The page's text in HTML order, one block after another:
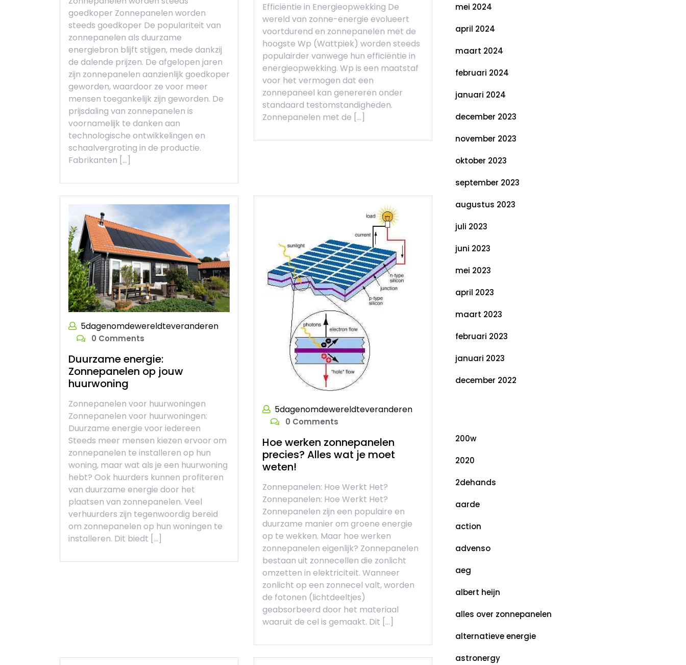
goedkoper Zonnepanelen worden
steeds goedkoper De populariteit van
zonnepanelen als duurzame
energiebron blijft stijgen, mede dankzij
de dalende prijzen. De afgelopen jaren
zijn zonnepanelen aanzienlijk goedkoper
geworden, waardoor ze voor meer
mensen toegankelijk zijn geworden. De
prijsdaling van zonnepanelen is
voornamelijk te danken aan
technologische ontwikkelingen en
schaalvergroting in de productie.
Fabrikanten […]
Efficiëntie in Energieopwekking De
wereld van zonne-energie evolueert
voortdurend en zonnepanelen met de
hoogste Wp (Wattpiek) worden steeds
populairder vanwege hun efficiëntie in
energieopwekking. Wp is een maatstaf
voor het vermogen dat een
zonnepaneel kan genereren onder
standaard testomstandigheden.
Zonnepanelen met de […]
5dagenomdewereldteveranderen
0 Comments
Duurzame energie:
Zonnepanelen op jouw
huurwoning
Zonnepanelen voor huurwoningen
Zonnepanelen voor huurwoningen:
Duurzame energie voor iedereen
Steeds meer mensen kiezen ervoor om
zonnepanelen te installeren op hun
woning, maar wat als je een huurwoning
hebt? Ook huurders kunnen profiteren
van duurzame energie door het
plaatsen van zonnepanelen. Veel
verhuurders zijn tegenwoordig bereid
om zonnepanelen op hun woningen te
installeren. Dit biedt […]
5dagenomdewereldteveranderen
0 Comments
Hoe werken zonnepanelen
precies? Alles wat je moet
weten!
Zonnepanelen: Hoe Werkt Het?
Zonnepanelen: Hoe Werkt Het?
Zonnepanelen zijn een populaire en
duurzame manier om groene energie
op te wekken. Maar hoe werken
zonnepanelen eigenlijk? Zonnepanelen
bestaan uit zonnecellen die zonlicht
omzetten in elektriciteit. Wanneer
zonlicht op een zonnecel valt, worden
de fotonen (lichtdeeltjes)
geabsorbeerd door het materiaal
waaruit de cel is gemaakt. Dit […]
mei 2024
april 2024
maart 2024
februari 2024
januari 2024
december 2023
november 2023
oktober 2023
september 2023
augustus 2023
juli 2023
juni 2023
mei 2023
april 2023
maart 2023
februari 2023
januari 2023
december 2022
200w
2020
2dehands
aarde
action
advenso
aeg
albert heijn
alles over zonnepanelen
alternatieve energie
astronergy